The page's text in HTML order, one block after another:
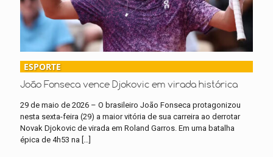
ESPORTE
João Fonseca vence Djokovic em virada histórica
29 de maio de 2026 – O brasileiro João Fonseca protagonizou
nesta sexta-feira (29) a maior vitória de sua carreira ao derrotar
Novak Djokovic de virada em Roland Garros. Em uma batalha
épica de 4h53 na […]